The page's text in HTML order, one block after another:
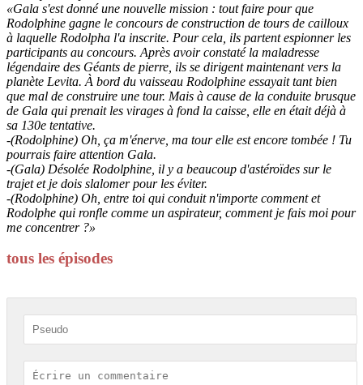
«Gala s'est donné une nouvelle mission : tout faire pour que
Rodolphine gagne le concours de construction de tours de cailloux
à laquelle Rodolpha l'a inscrite. Pour cela, ils partent espionner les
participants au concours. Après avoir constaté la maladresse
légendaire des Géants de pierre, ils se dirigent maintenant vers la
planète Levita. À bord du vaisseau Rodolphine essayait tant bien
que mal de construire une tour. Mais à cause de la conduite brusque
de Gala qui prenait les virages à fond la caisse, elle en était déjà à
sa 130e tentative.
-(Rodolphine) Oh, ça m'énerve, ma tour elle est encore tombée ! Tu
pourrais faire attention Gala.
-(Gala) Désolée Rodolphine, il y a beaucoup d'astéroïdes sur le
trajet et je dois slalomer pour les éviter.
-(Rodolphine) Oh, entre toi qui conduit n'importe comment et
Rodolphe qui ronfle comme un aspirateur, comment je fais moi pour
me concentrer ?»
tous les épisodes